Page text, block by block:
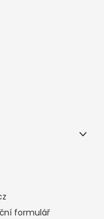
formulář